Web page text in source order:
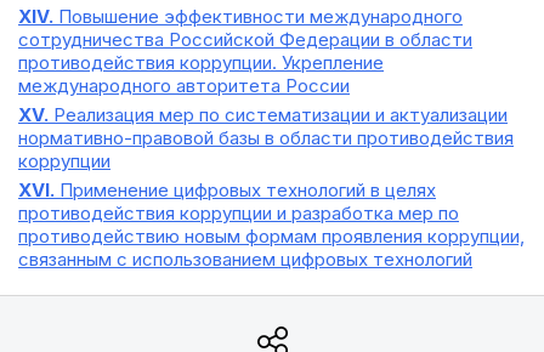
XIV. Повышение эффективности международного
сотрудничества Российской Федерации в области
противодействия коррупции. Укрепление
международного авторитета России
XV. Реализация мер по систематизации и актуализации
нормативно-правовой базы в области противодействия
коррупции
XVI. Применение цифровых технологий в целях
противодействия коррупции и разработка мер по
противодействию новым формам проявления коррупции,
связанным с использованием цифровых технологий